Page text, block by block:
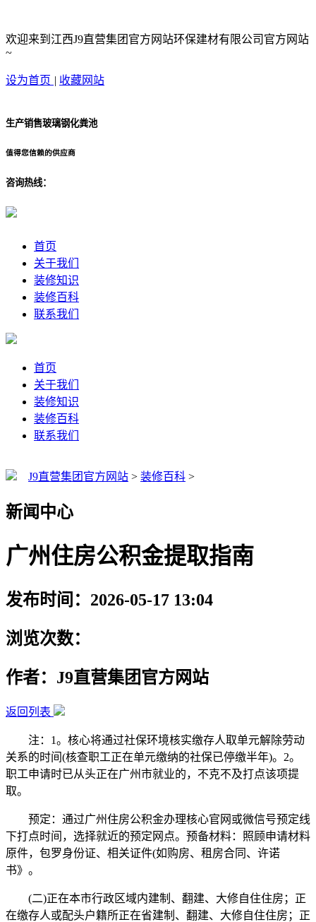
欢迎来到江西J9直营集团官方网站环保建材有限公司官方网站
~
设为首页 | 收藏网站
生产销售玻璃钢化粪池
值得您信赖的供应商
咨询热线：
首页
关于我们
装修知识
装修百科
联系我们
首页
关于我们
装修知识
装修百科
联系我们
J9直营集团官方网站 > 装修百科 >
新闻中心
广州住房公积金提取指南
发布时间：2026-05-17 13:04
浏览次数：
作者：J9直营集团官方网站
返回列表
注：1。核心将通过社保环境核实缴存人取单元解除劳动
关系的时间(核查职工正在单元缴纳的社保已停缴半年)。2。
职工申请时已从头正在广州市就业的，不克不及打点该项提
取。
预定：通过广州住房公积金办理核心官网或微信号预定线
下打点时间，选择就近的预定网点。预备材料：照顾申请材料
原件，包罗身份证、相关证件(如购房、租房合同、许诺
书》。
(二)正在本市行政区域内建制、翻建、大修自住住房；正
在缴存人或配头户籍所正在省建制、翻建、大修自住住房；正